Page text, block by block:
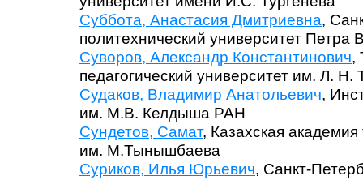
Суббота, Анастасия Дмитриевна,
политехнический университет Петра
Суворов, Александр Константинович,
педагогический университет им. Л. Н.
Судаков, Владимир Анатольевич,
им. М.В. Келдыша РАН
Сундетов, Самат, Казахская
им. М.Тынышбаева
Суриков, Илья Юрьевич, Санкт-